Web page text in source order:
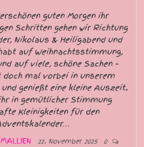
guten Morgen ihr
Schritten gehen wir Richtung
Nikolaus & Heiligabend und
auf Weihnachtsstimmung,
auf viele, schöne Sachen –
doch mal vorbei in unserem
und genießt eine kleine Auszeit.
in gemütlicher Stimmung
Kleinigkeiten für den
22. November 2025 0